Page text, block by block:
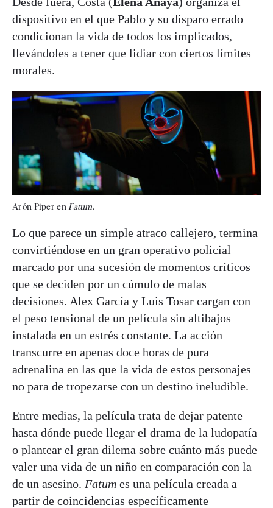
dispositivo en el que Pablo y su disparo errado
condicionan la vida de todos los implicados,
llevándoles a tener que lidiar con ciertos límites
morales.
Arón Piper en Fatum.
Lo que parece un simple atraco callejero, termina
convirtiéndose en un gran operativo policial
marcado por una sucesión de momentos críticos
que se deciden por un cúmulo de malas
decisiones. Alex García y Luis Tosar cargan con
el peso tensional de un película sin altibajos
instalada en un estrés constante. La acción
transcurre en apenas doce horas de pura
adrenalina en las que la vida de estos personajes
no para de tropezarse con un destino ineludible.
Entre medias, la película trata de dejar patente
hasta dónde puede llegar el drama de la ludopatía
o plantear el gran dilema sobre cuánto más puede
valer una vida de un niño en comparación con la
de un asesino. Fatum es una película creada a
partir de coincidencias específicamente